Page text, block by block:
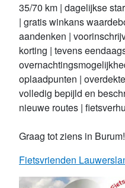
35/70 km | dagelijkse
| gratis winkans
aandenken |
korting | tevens
oplaadpunten |
volledig bepijld en
nieuwe routes |
Graag tot ziens in Burum!
Fietsvrienden